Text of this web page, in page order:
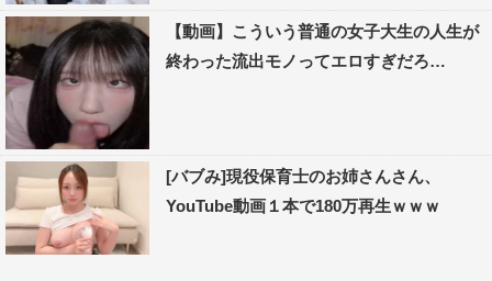
【動画】こういう普通の女子大生の人生が
終わった流出モノってエロすぎだろ…
[バブみ]現役保育士のお姉さんさん、
YouTube動画１本で180万再生ｗｗｗ